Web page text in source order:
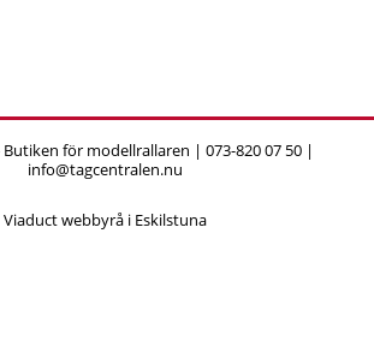
Butiken för modellrallaren | 073-820 07 50 |
info@tagcentralen.nu
Viaduct webbyrå i Eskilstuna